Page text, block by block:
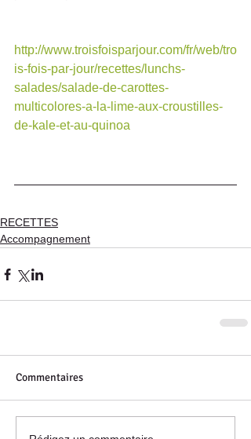
http://www.troisfoisparjour.com/fr/web/tro
is-fois-par-jour/recettes/lunchs-
salades/salade-de-carottes-
multicolores-a-la-lime-aux-croustilles-
de-kale-et-au-quinoa
RECETTES
Accompagnement
Commentaires